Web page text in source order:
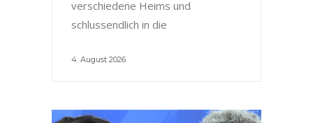
verschiedene Heims und
schlussendlich in die
4. August 2026